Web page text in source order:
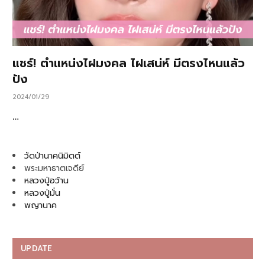
แชร์! ตำแหน่งไฝมงคล ไฝเสน่ห์ มีตรงไหนแล้ว
ปัง
2024/01/29
…
วัดป่านาคนิมิตต์
พระมหาธาตเจดีย์
หลวงปู่อว้าน
หลวงปู่มั่น
พญานาค
UPDATE